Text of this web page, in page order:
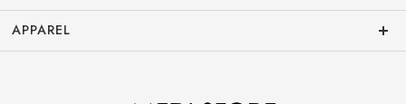
APPAREL